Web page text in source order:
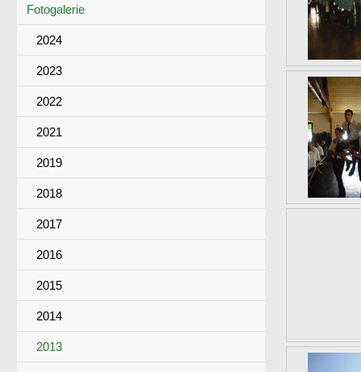
Fotogalerie
2024
2023
2022
2021
2019
2018
2017
2016
2015
2014
2013